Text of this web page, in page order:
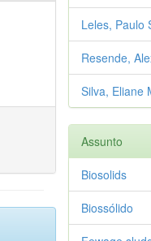
Leles, Paulo
Resende,
Silva, Eliane
Assunto
Biosolids
Biossólido